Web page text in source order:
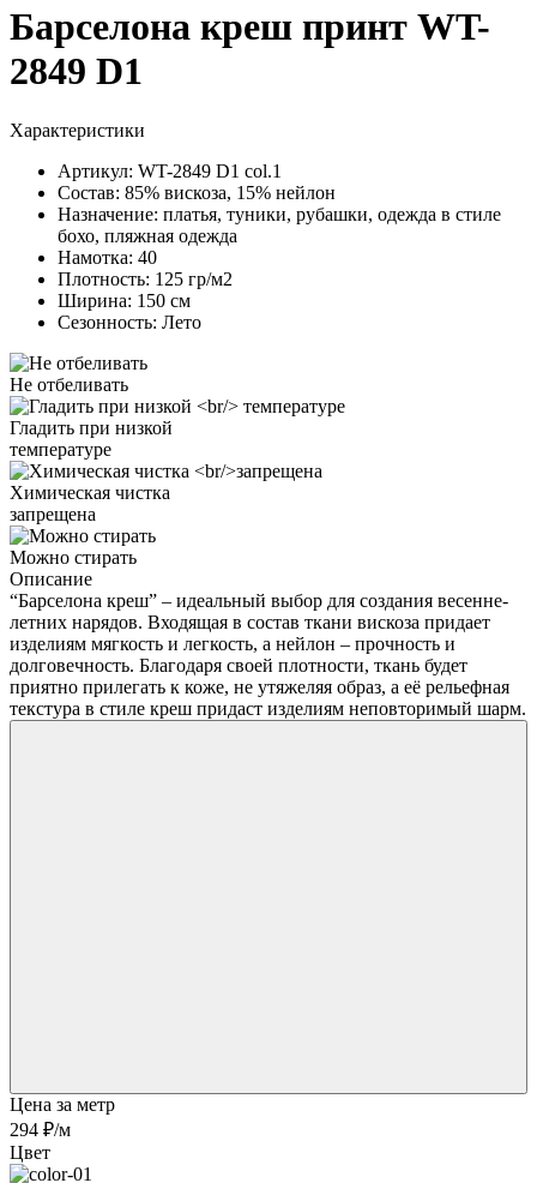
Барселона креш принт WT-
2849 D1
Характеристики
Артикул: WT-2849 D1 col.1
Состав: 85% вискоза, 15% нейлон
Назначение: платья, туники, рубашки, одежда в стиле
бохо, пляжная одежда
Намотка: 40
Плотность: 125 гр/м2
Ширина: 150 см
Сезонность: Лето
Не отбеливать
Гладить при низкой
температуре
Химическая чистка
запрещена
Можно стирать
Описание
“Барселона креш” – идеальный выбор для создания весенне-
летних нарядов. Входящая в состав ткани вискоза придает
изделиям мягкость и легкость, а нейлон – прочность и
долговечность. Благодаря своей плотности, ткань будет
приятно прилегать к коже, не утяжеляя образ, а её рельефная
текстура в стиле креш придаст изделиям неповторимый шарм.
Цена за метр
294 ₽/м
Цвет